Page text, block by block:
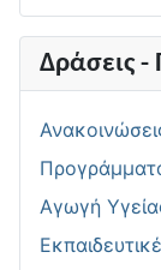
Δράσεις
Αγωγή